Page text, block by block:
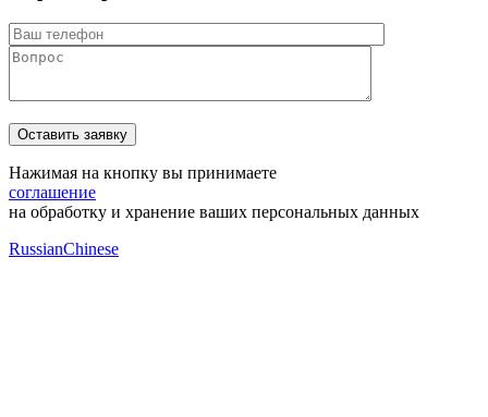
Нажимая на кнопку вы принимаете
соглашение
на обработку и хранение ваших персональных данных
RussianChinese